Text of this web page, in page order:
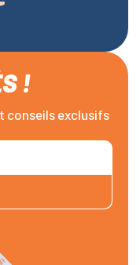
!
conseils exclusifs